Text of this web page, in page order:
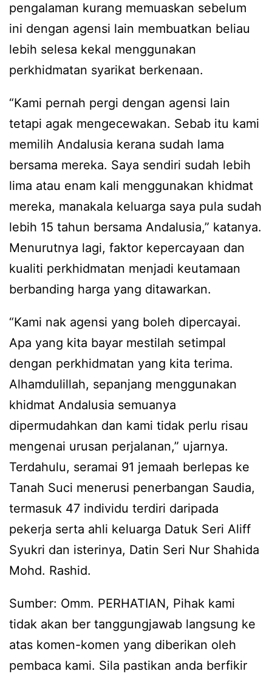
pengalaman kurang memuaskan sebelum
ini dengan agensi lain membuatkan beliau
lebih selesa kekal menggunakan
perkhidmatan syarikat berkenaan.
“Kami pernah pergi dengan agensi lain
tetapi agak mengecewakan. Sebab itu kami
memilih Andalusia kerana sudah lama
bersama mereka. Saya sendiri sudah lebih
lima atau enam kali menggunakan khidmat
mereka, manakala keluarga saya pula sudah
lebih 15 tahun bersama Andalusia,” katanya.
Menurutnya lagi, faktor kepercayaan dan
kualiti perkhidmatan menjadi keutamaan
berbanding harga yang ditawarkan.
“Kami nak agensi yang boleh dipercayai.
Apa yang kita bayar mestilah setimpal
dengan perkhidmatan yang kita terima.
Alhamdulillah, sepanjang menggunakan
khidmat Andalusia semuanya
dipermudahkan dan kami tidak perlu risau
mengenai urusan perjalanan,” ujarnya.
Terdahulu, seramai 91 jemaah berlepas ke
Tanah Suci menerusi penerbangan Saudia,
termasuk 47 individu terdiri daripada
pekerja serta ahli keluarga Datuk Seri Aliff
Syukri dan isterinya, Datin Seri Nur Shahida
Mohd. Rashid.
Sumber: Omm. PERHATIAN, Pihak kami
tidak akan ber tanggungjawab langsung ke
atas komen-komen yang diberikan oleh
pembaca kami. Sila pastikan anda berfikir